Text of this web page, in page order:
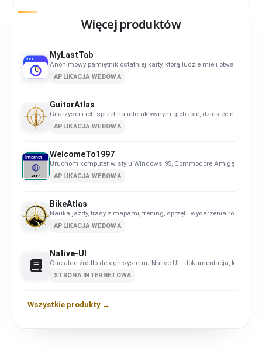
Więcej produktów
MyLastTab
Anonimowy pamiętnik ostatniej karty, którą ludzie mieli otwartą.
APLIKACJA WEBOWA
GuitarAtlas
Gitarzyści i ich sprzęt na interaktywnym globusie, dziesięć narzędzi
APLIKACJA WEBOWA
WelcomeTo1997
Uruchom komputer w stylu Windows 95, Commodore Amigę albo
APLIKACJA WEBOWA
BikeAtlas
Nauka jazdy, trasy z mapami, trening, sprzęt i wydarzenia
APLIKACJA WEBOWA
Native-UI
Oficjalne źródło design systemu Native-UI - dokumentacja,
STRONA INTERNETOWA
Wszystkie produkty →